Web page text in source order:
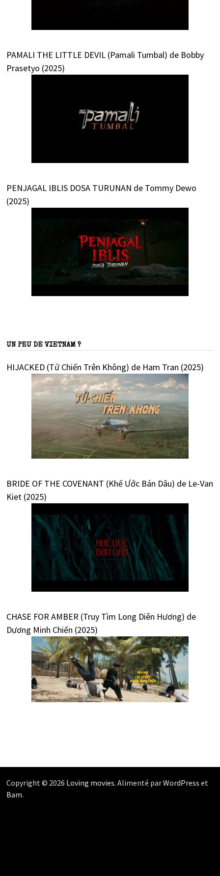
PAMALI THE LITTLE DEVIL (Pamali Tumbal) de Bobby
Prasetyo (2025)
PENJAGAL IBLIS DOSA TURUNAN de Tommy Dewo
(2025)
UN PEU DE VIETNAM ?
HIJACKED (Tử Chiến Trên Không) de Ham Tran (2025)
BRIDE OF THE COVENANT (Khế Ước Bán Dâu) de Le-Van
Kiet (2025)
CHASE FOR AMBER (Truy Tìm Long Diên Hương) de
Dương Minh Chiến (2025)
Copyright © 2026 Loving movies. Alimenté parWordPress et
Bam.